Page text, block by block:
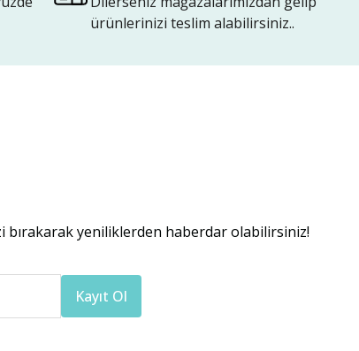
ürünlerinizi teslim alabilirsiniz..
bırakarak yeniliklerden haberdar olabilirsiniz!
Kayıt Ol